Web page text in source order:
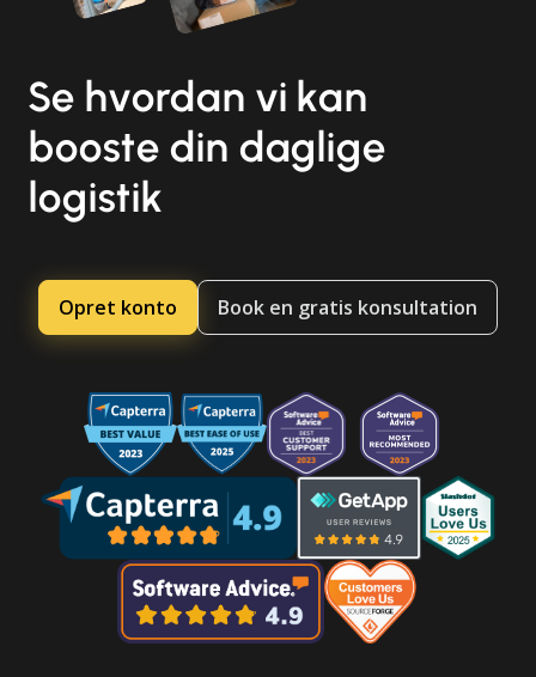
Se hvordan vi kan
booste din daglige
logistik
Opret konto Book en gratis konsultation